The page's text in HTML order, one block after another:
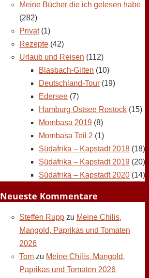
Meine Bücher die ich gelesen habe
(282)
Privat(1)
Rezepte (42)
Urlaub und Reisen (112)
Blasbach-Gilten (10)
Deutschland-Tour (19)
Edersee (7)
Hamburg Ostsee Rostock (15)
Mombasa 2019 (8)
Mombasa Teil 2 (1)
Südafrika – Kapstadt 2018 (18)
Südafrika – Kapstadt 2019 (20)
Südafrika – Kapstadt 2020 (14)
Neueste Kommentare
Steffen Rupp zu Meine Chilis,
Mangold, Paprikas und Tomaten
2026
Tom zu Meine Chilis, Mangold,
Paprikas und Tomaten 2026